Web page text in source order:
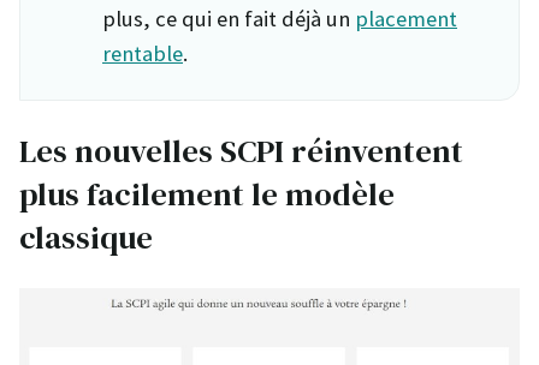
plus, ce qui en fait déjà un placement
rentable.
Les nouvelles SCPI réinventent
plus facilement le modèle
classique